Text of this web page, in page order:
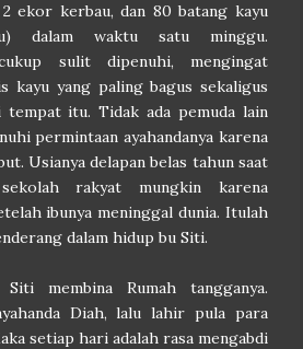
ekor kerbau, dan 80 batang kayu
dalam waktu satu minggu.
sulit dipenuhi, mengingat
kayu yang paling bagus sekaligus
itu. Tidak ada pemuda lain
permintaan ayahandanya karena
Usianya delapan belas tahun saat
rakyat mungkin karena
ibunya meninggal dunia. Itulah
dalam hidup bu Siti.
membina Rumah tangganya.
Diah, lalu lahir pula para
setiap hari adalah rasa mengabdi